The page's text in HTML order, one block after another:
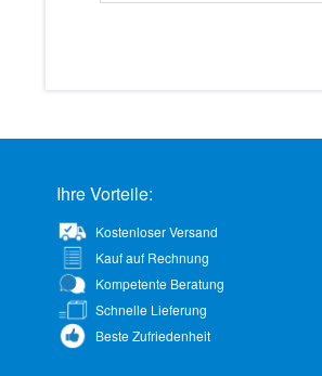
Ihre Vorteile:
Kostenloser Versand
Kauf auf Rechnung
Kompetente Beratung
Schnelle Lieferung
Beste Zufriedenheit